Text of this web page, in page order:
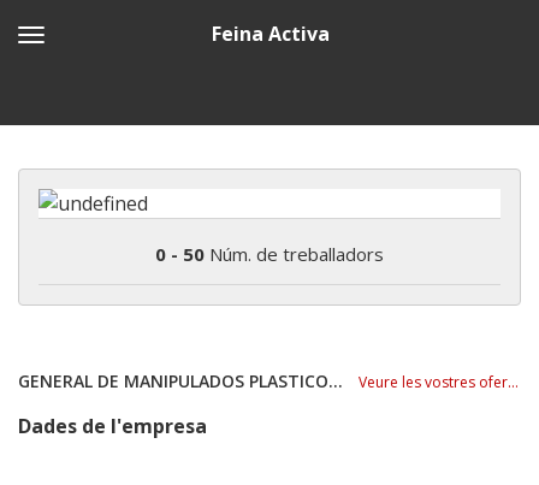
Feina Activa
0 - 50 Núm. de treballadors
GENERAL DE MANIPULADOS PLASTICOS SA Veure les vostres ofertes
Dades de l'empresa